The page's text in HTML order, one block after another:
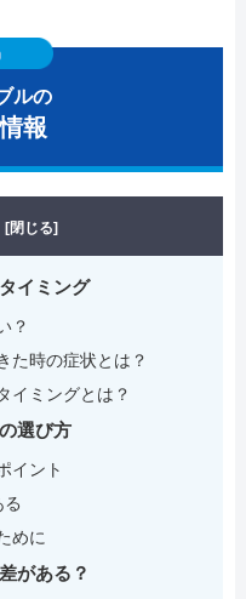
ルの
報
[閉じる]
イミング
？
た時の症状とは？
イミングとは？
選び方
イント
めに
がある？